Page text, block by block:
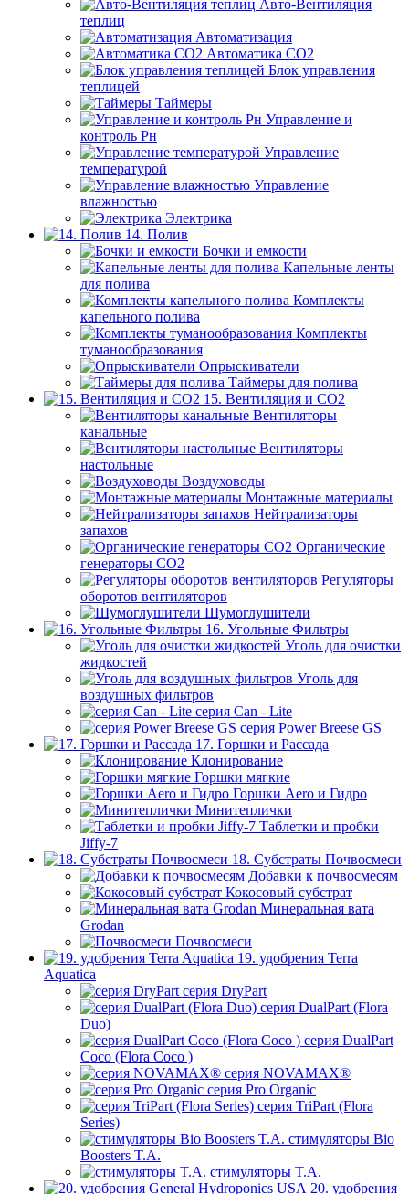
Авто-Вентиляция
теплиц
Автоматизация
Автоматика СО2
Блок управления
теплицей
Таймеры
Управление и
контроль Рн
Управление
температурой
Управление
влажностью
Электрика
14. Полив
Бочки и емкости
Капельные ленты
для полива
Комплекты
капельного полива
Комплекты
туманообразования
Опрыскиватели
Таймеры для полива
15. Вентиляция и CO2
Вентиляторы
канальные
Вентиляторы
настольные
Воздуховоды
Монтажные материалы
Нейтрализаторы
запахов
Органические
генераторы СО2
Регуляторы
оборотов вентиляторов
Шумоглушители
16. Угольные Фильтры
Уголь для очистки
жидкостей
Уголь для
воздушных фильтров
серия Can - Lite
серия Power Breese GS
17. Горшки и Рассада
Клонирование
Горшки мягкие
Горшки Aero и Гидро
Минитеплички
Таблетки и пробки
Jiffy-7
18. Субстраты Почвосмеси
Добавки к почвосмесям
Кокосовый субстрат
Минеральная вата
Grodan
Почвосмеси
19. удобрения Terra
Aquatica
серия DryPart
серия DualPart (Flora
Duo)
серия DualPart
Coco (Flora Coco )
серия NOVAMAX®
серия Pro Organic
серия TriPart (Flora
Series)
стимуляторы Bio
Boosters T.A.
стимуляторы T.A.
20. удобрения